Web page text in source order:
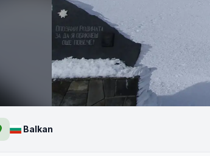
от връх
Равнец
Balkan